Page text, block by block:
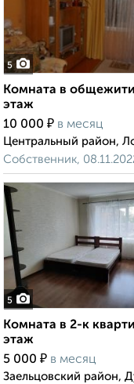
5
Комната в
этаж
10 000 ₽ в месяц
Центральный район,
Собственник,
5
Комната в 2-к
этаж
5 000 ₽ в месяц
Заельцовский район,